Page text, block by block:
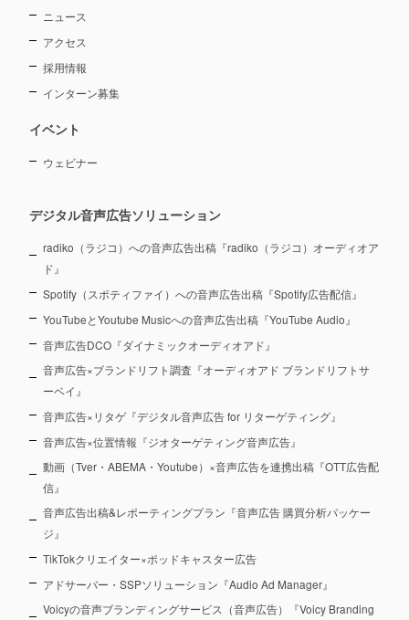
ニュース
アクセス
採用情報
インターン募集
イベント
ウェビナー
デジタル音声広告ソリューション
radiko（ラジコ）への音声広告出稿『radiko（ラジコ）オーディオア
ド』
Spotify（スポティファイ）への音声広告出稿『Spotify広告配信』
YouTubeとYoutube Musicへの音声広告出稿『YouTube Audio』
音声広告DCO『ダイナミックオーディオアド』
音声広告×ブランドリフト調査『オーディオアド ブランドリフトサ
ーベイ』
音声広告×リタゲ『デジタル音声広告 for リターゲティング』
音声広告×位置情報『ジオターゲティング音声広告』
動画（Tver・ABEMA・Youtube）×音声広告を連携出稿『OTT広告配
信』
音声広告出稿&レポーティングプラン『音声広告 購買分析パッケー
ジ』
TikTokクリエイター×ポッドキャスター広告
アドサーバー・SSPソリューション『Audio Ad Manager』
Voicyの音声ブランディングサービス（音声広告）『Voicy Branding